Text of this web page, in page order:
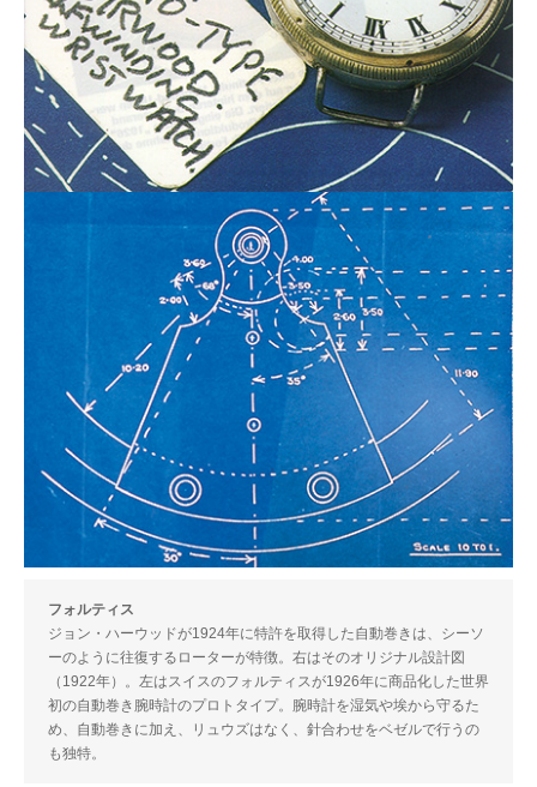
フォルティス
ジョン・ハーウッドが1924年に特許を取得した自動巻きは、シーソ
ーのように往復するローターが特徴。右はそのオリジナル設計図
（1922年）。左はスイスのフォルティスが1926年に商品化した世界
初の自動巻き腕時計のプロトタイプ。腕時計を湿気や埃から守るた
め、自動巻きに加え、リュウズはなく、針合わせをベゼルで行うの
も独特。